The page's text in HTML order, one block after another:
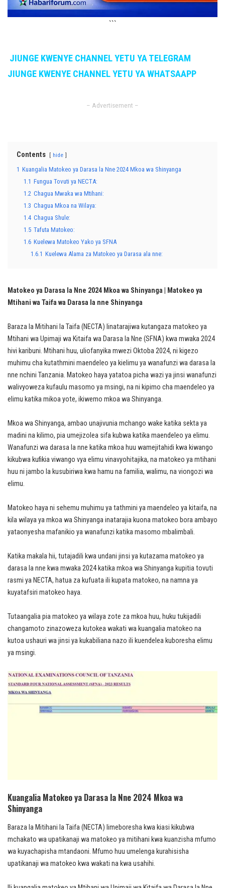
```
JIUNGE KWENYE CHANNEL YETU YA TELEGRAM
JIUNGE KWENYE CHANNEL YETU YA WHATSAAPP
– Advertisement –
Contents hide
1 Kuangalia Matokeo ya Darasa la Nne 2024 Mkoa wa Shinyanga
1.1 Fungua Tovuti ya NECTA:
1.2 Chagua Mwaka wa Mtihani:
1.3 Chagua Mkoa na Wilaya:
1.4 Chagua Shule:
1.5 Tafuta Matokeo:
1.6 Kuelewa Matokeo Yako ya SFNA
1.6.1 Kuelewa Alama za Matokeo ya Darasa ala nne:
Matokeo ya Darasa la Nne 2024 Mkoa wa Shinyanga | Matokeo ya
Mtihani wa Taifa wa Darasa la nne Shinyanga
Baraza la Mitihani la Taifa (NECTA) linatarajiwa kutangaza matokeo ya
Mtihani wa Upimaji wa Kitaifa wa Darasa la Nne (SFNA) kwa mwaka 2024
hivi karibuni. Mtihani huu, uliofanyika mwezi Oktoba 2024, ni kigezo
muhimu cha kutathmini maendeleo ya kielimu ya wanafunzi wa darasa la
nne nchini Tanzania. Matokeo haya yatatoa picha wazi ya jinsi wanafunzi
walivyoweza kufaulu masomo ya msingi, na ni kipimo cha maendeleo ya
elimu katika mikoa yote, ikiwemo mkoa wa Shinyanga.
Mkoa wa Shinyanga, ambao unajivunia mchango wake katika sekta ya
madini na kilimo, pia umejizolea sifa kubwa katika maendeleo ya elimu.
Wanafunzi wa darasa la nne katika mkoa huu wamejitahidi kwa kiwango
kikubwa kufikia viwango vya elimu vinavyohitajika, na matokeo ya mtihani
huu ni jambo la kusubiriwa kwa hamu na familia, walimu, na viongozi wa
elimu.
Matokeo haya ni sehemu muhimu ya tathmini ya maendeleo ya kitaifa, na
kila wilaya ya mkoa wa Shinyanga inatarajia kuona matokeo bora ambayo
yataonyesha mafanikio ya wanafunzi katika masomo mbalimbali.
Katika makala hii, tutajadili kwa undani jinsi ya kutazama matokeo ya
darasa la nne kwa mwaka 2024 katika mkoa wa Shinyanga kupitia tovuti
rasmi ya NECTA, hatua za kufuata ili kupata matokeo, na namna ya
kuyatafsiri matokeo haya.
Tutaangalia pia matokeo ya wilaya zote za mkoa huu, huku tukijadili
changamoto zinazoweza kutokea wakati wa kuangalia matokeo na
kutoa ushauri wa jinsi ya kukabiliana nazo ili kuendelea kuboresha elimu
ya msingi.
Kuangalia Matokeo ya Darasa la Nne 2024 Mkoa wa
Shinyanga
Baraza la Mitihani la Taifa (NECTA) limeboresha kwa kiasi kikubwa
mchakato wa upatikanaji wa matokeo ya mitihani kwa kuanzisha mfumo
wa kuyachapisha mtandaoni. Mfumo huu umelenga kurahisisha
upatikanaji wa matokeo kwa wakati na kwa usahihi.